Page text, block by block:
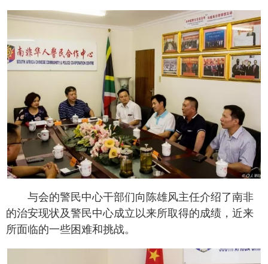
与会的警民中心干部们向陈雄风主任介绍了南非
的治安现状及警民中心成立以来所取得的成绩，近来
所面临的一些困难和挑战。